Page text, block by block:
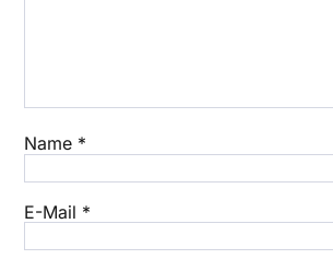
Name *
E-Mail *